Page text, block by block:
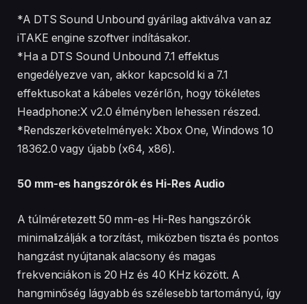
*A DTS Sound Unbound gyárilag aktiválva van az
iTAKE engine szoftver indításakor.
*Ha a DTS Sound Unbound 7.1 effektus
engedélyezve van, akkor kapcsold ki a 7.1
effektusokat a kábeles vezérlőn, hogy tökéletes
Headphone:X v2.0 élményben lehessen részed.
*Rendszerkövetelmények: Xbox One, Windows 10
18362.0 vagy újabb (x64, x86).
50 mm-es hangszórók és Hi-Res Audio
A túlméretezett 50 mm-es Hi-Res hangszórók
minimalizálják a torzítást, miközben tiszta és pontos
hangzást nyújtanak alacsony és magas
frekvenciákon is 20 Hz és 40 KHz között. A
hangminőség lágyabb és szélesebb tartományú, így